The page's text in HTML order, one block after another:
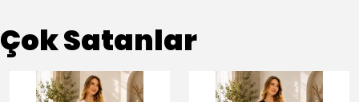
Çok Satanlar